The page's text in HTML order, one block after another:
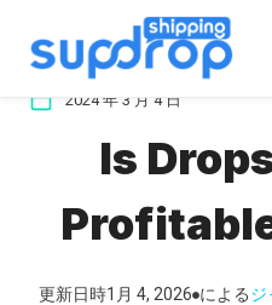
2024 年 3 月 4 日
Is
更新日時1月 4, 2026 によるジ